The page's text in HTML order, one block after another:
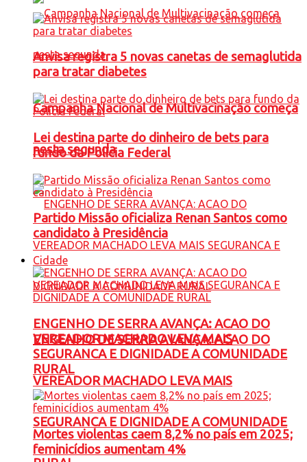
Campanha Nacional de Multivacinação começa
nesta segunda
ENGENHO DE SERRA AVANÇA: ACAO DO
VEREADOR MACHADO LEVA MAIS
SEGURANCA E DIGNIDADE A COMUNIDADE
Anvisa registra 5 novas canetas de semaglutida
para tratar diabetes
Lei destina parte do dinheiro de bets para
fundo da Polícia Federal
Partido Missão oficializa Renan Santos como
candidato à Presidência
Cidade
ENGENHO DE SERRA AVANÇA: ACAO DO
VEREADOR MACHADO LEVA MAIS
SEGURANCA E DIGNIDADE A COMUNIDADE
RURAL
Mortes violentas caem 8,2% no país em 2025;
feminicídios aumentam 4%